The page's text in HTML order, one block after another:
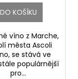
DO KOŠÍKU
víno z Marche,
města Ascoli
se stává ve
populárnější
pro...